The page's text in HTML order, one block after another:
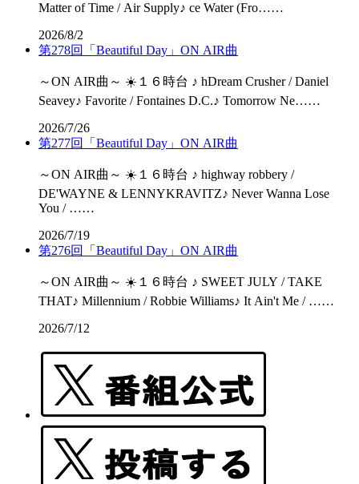
Matter of Time / Air Supply♪ ce Water (Fro……
2026/8/2
第278回「Beautiful Day」ON AIR曲
～ON AIR曲～ ☀️１６時台 ♪ hDream Crusher / Daniel
Seavey♪ Favorite / Fontaines D.C.♪ Tomorrow Ne……
2026/7/26
第277回「Beautiful Day」ON AIR曲
～ON AIR曲～ ☀️１６時台 ♪ highway robbery /
DE'WAYNE & LENNYKRAVITZ♪ Never Wanna Lose
You / ……
2026/7/19
第276回「Beautiful Day」ON AIR曲
～ON AIR曲～ ☀️１６時台 ♪ SWEET JULY / TAKE
THAT♪ Millennium / Robbie Williams♪ It Ain't Me / ……
2026/7/12